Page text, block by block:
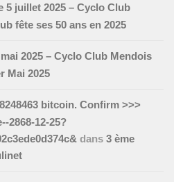
5 juillet 2025 – Cyclo Club
fête ses 50 ans en 2025
2025 – Cyclo Club Mendois
Mai 2025
bitcoin. Confirm >>>
2868-12-25?
dans 3 ème